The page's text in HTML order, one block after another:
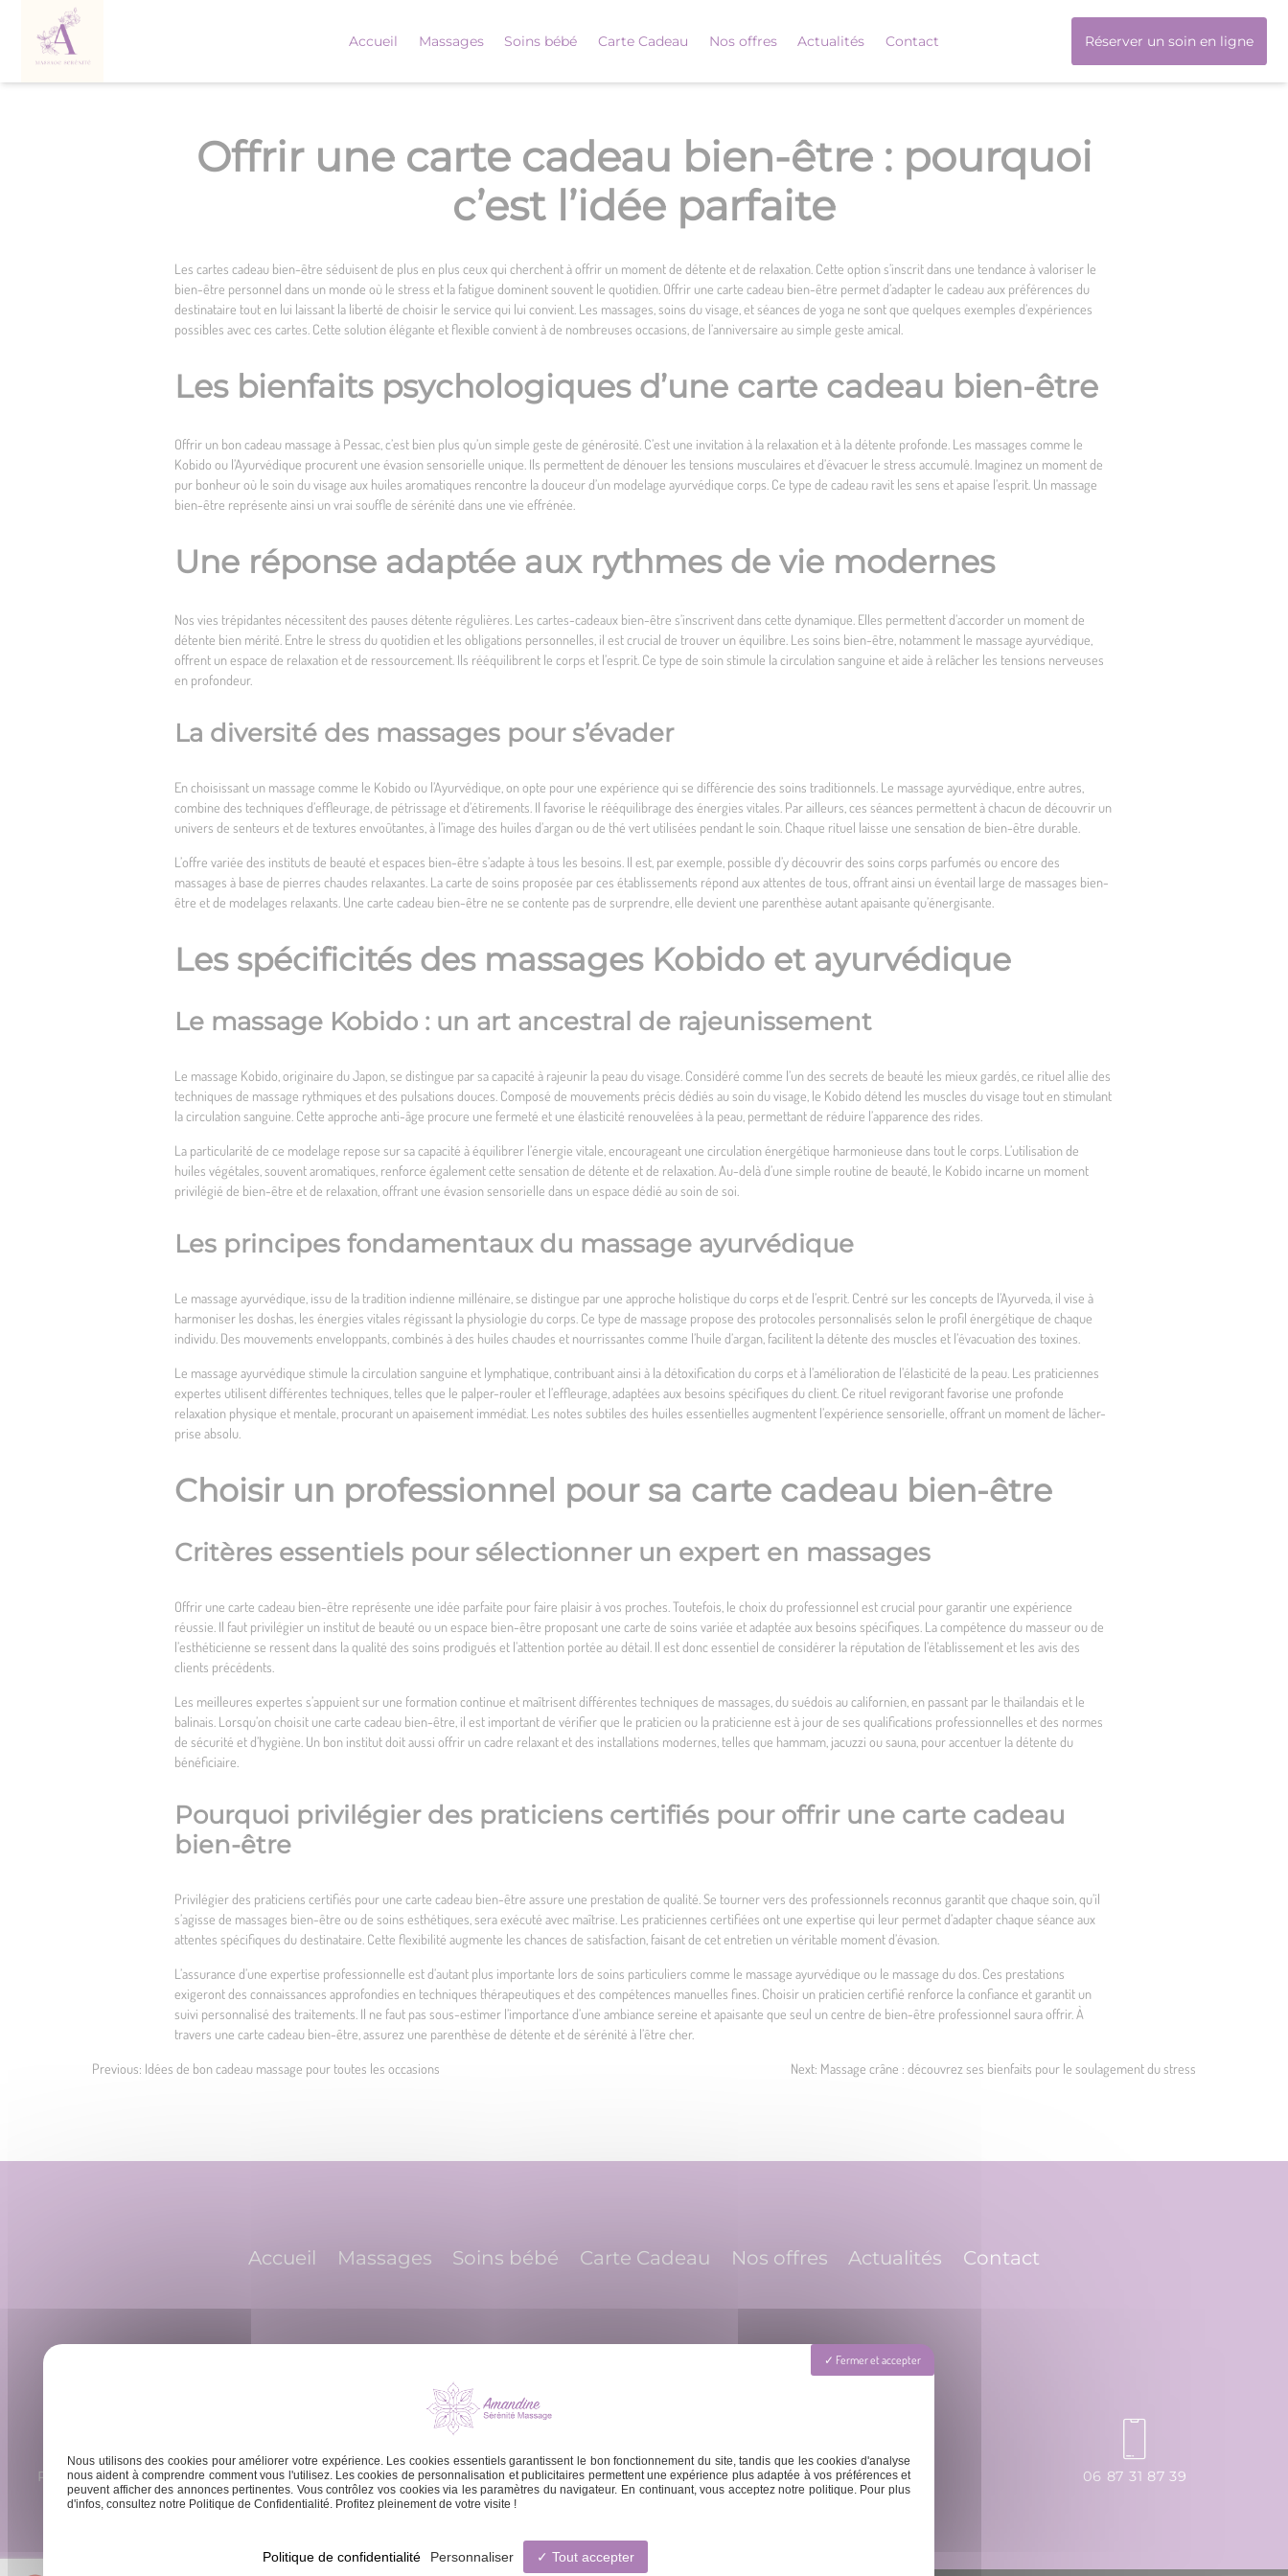
Accueil Massages Soins bébé Carte Cadeau Nos offres Actualités Contact Réserver un soin en ligne
Offrir une carte cadeau bien-être : pourquoi
c’est l’idée parfaite
Les cartes cadeau bien-être séduisent de plus en plus ceux qui cherchent à offrir un moment de détente et de relaxation. Cette option s’inscrit dans une tendance à valoriser le
bien-être personnel dans un monde où le stress et la fatigue dominent souvent le quotidien. Offrir une carte cadeau bien-être permet d’adapter le cadeau aux préférences du
destinataire tout en lui laissant la liberté de choisir le service qui lui convient. Les massages, soins du visage, et séances de yoga ne sont que quelques exemples d’expériences
possibles avec ces cartes. Cette solution élégante et flexible convient à de nombreuses occasions, de l’anniversaire au simple geste amical.
Les bienfaits psychologiques d’une carte cadeau bien-être
Offrir un bon cadeau massage à Pessac , c’est bien plus qu’un simple geste de générosité. C’est une invitation à la relaxation et à la détente profonde. Les massages comme le
Kobido ou l’Ayurvédique procurent une évasion sensorielle unique. Ils permettent de dénouer les tensions musculaires et d’évacuer le stress accumulé. Imaginez un moment de
pur bonheur où le soin du visage aux huiles aromatiques rencontre la douceur d’un modelage ayurvédique corps. Ce type de cadeau ravit les sens et apaise l’esprit. Un massage
bien-être représente ainsi un vrai souffle de sérénité dans une vie effrénée.
Une réponse adaptée aux rythmes de vie modernes
Nos vies trépidantes nécessitent des pauses détente régulières. Les cartes-cadeaux bien-être s’inscrivent dans cette dynamique. Elles permettent d’accorder un moment de
détente bien mérité. Entre le stress du quotidien et les obligations personnelles, il est crucial de trouver un équilibre. Les soins bien-être, notamment le massage ayurvédique,
offrent un espace de relaxation et de ressourcement. Ils rééquilibrent le corps et l’esprit. Ce type de soin stimule la circulation sanguine et aide à relâcher les tensions nerveuses
en profondeur.
La diversité des massages pour s’évader
En choisissant un massage comme le Kobido ou l’Ayurvédique, on opte pour une expérience qui se différencie des soins traditionnels. Le massage ayurvédique, entre autres,
combine des techniques d’effleurage, de pétrissage et d’étirements. Il favorise le rééquilibrage des énergies vitales. Par ailleurs, ces séances permettent à chacun de découvrir un
univers de senteurs et de textures envoûtantes, à l’image des huiles d’argan ou de thé vert utilisées pendant le soin. Chaque rituel laisse une sensation de bien-être durable.
L’offre variée des instituts de beauté et espaces bien-être s’adapte à tous les besoins. Il est, par exemple, possible d’y découvrir des soins corps parfumés ou encore des
massages à base de pierres chaudes relaxantes. La carte de soins proposée par ces établissements répond aux attentes de tous, offrant ainsi un éventail large de massages bien-
être et de modelages relaxants. Une carte cadeau bien-être ne se contente pas de surprendre, elle devient une parenthèse autant apaisante qu’énergisante.
Les spécificités des massages Kobido et ayurvédique
Le massage Kobido : un art ancestral de rajeunissement
Le massage Kobido, originaire du Japon, se distingue par sa capacité à rajeunir la peau du visage. Considéré comme l’un des secrets de beauté les mieux gardés, ce rituel allie des
techniques de massage rythmiques et des pulsations douces. Composé de mouvements précis dédiés au soin du visage, le Kobido détend les muscles du visage tout en stimulant
la circulation sanguine. Cette approche anti-âge procure une fermeté et une élasticité renouvelées à la peau, permettant de réduire l’apparence des rides.
La particularité de ce modelage repose sur sa capacité à équilibrer l’énergie vitale, encourageant une circulation énergétique harmonieuse dans tout le corps. L’utilisation de
huiles végétales, souvent aromatiques, renforce également cette sensation de détente et de relaxation. Au-delà d’une simple routine de beauté, le Kobido incarne un moment
privilégié de bien-être et de relaxation, offrant une évasion sensorielle dans un espace dédié au soin de soi.
Les principes fondamentaux du massage ayurvédique
Le massage ayurvédique, issu de la tradition indienne millénaire, se distingue par une approche holistique du corps et de l’esprit. Centré sur les concepts de l’Ayurveda, il vise à
harmoniser les doshas, les énergies vitales régissant la physiologie du corps. Ce type de massage propose des protocoles personnalisés selon le profil énergétique de chaque
individu. Des mouvements enveloppants, combinés à des huiles chaudes et nourrissantes comme l’huile d’argan, facilitent la détente des muscles et l’évacuation des toxines.
Le massage ayurvédique stimule la circulation sanguine et lymphatique, contribuant ainsi à la détoxification du corps et à l’amélioration de l’élasticité de la peau. Les praticiennes
expertes utilisent différentes techniques, telles que le palper-rouler et l’effleurage, adaptées aux besoins spécifiques du client. Ce rituel revigorant favorise une profonde
relaxation physique et mentale, procurant un apaisement immédiat. Les notes subtiles des huiles essentielles augmentent l’expérience sensorielle, offrant un moment de lâcher-
prise absolu.
Choisir un professionnel pour sa carte cadeau bien-être
Critères essentiels pour sélectionner un expert en massages
Offrir une carte cadeau bien-être représente une idée parfaite pour faire plaisir à vos proches. Toutefois, le choix du professionnel est crucial pour garantir une expérience
réussie. Il faut privilégier un institut de beauté ou un espace bien-être proposant une carte de soins variée et adaptée aux besoins spécifiques. La compétence du masseur ou de
l’esthéticienne se ressent dans la qualité des soins prodigués et l’attention portée au détail. Il est donc essentiel de considérer la réputation de l’établissement et les avis des
clients précédents.
Les meilleures expertes s’appuient sur une formation continue et maîtrisent différentes techniques de massages, du suédois au californien, en passant par le thaïlandais et le
balinais. Lorsqu’on choisit une carte cadeau bien-être, il est important de vérifier que le praticien ou la praticienne est à jour de ses qualifications professionnelles et des normes
de sécurité et d’hygiène. Un bon institut doit aussi offrir un cadre relaxant et des installations modernes, telles que hammam, jacuzzi ou sauna, pour accentuer la détente du
bénéficiaire.
Pourquoi privilégier des praticiens certifiés pour offrir une carte cadeau
bien-être
Privilégier des praticiens certifiés pour une carte cadeau bien-être assure une prestation de qualité. Se tourner vers des professionnels reconnus garantit que chaque soin, qu’il
s’agisse de massages bien-être ou de soins esthétiques, sera exécuté avec maîtrise. Les praticiennes certifiées ont une expertise qui leur permet d’adapter chaque séance aux
attentes spécifiques du destinataire. Cette flexibilité augmente les chances de satisfaction, faisant de cet entretien un véritable moment d’évasion.
L’assurance d’une expertise professionnelle est d’autant plus importante lors de soins particuliers comme le massage ayurvédique ou le massage du dos. Ces prestations
exigeront des connaissances approfondies en techniques thérapeutiques et des compétences manuelles fines. Choisir un praticien certifié renforce la confiance et garantit un
suivi personnalisé des traitements. Il ne faut pas sous-estimer l’importance d’une ambiance sereine et apaisante que seul un centre de bien-être professionnel saura offrir. À
travers une carte cadeau bien-être, assurez une parenthèse de détente et de sérénité à l’être cher.
Previous: Idées de bon cadeau massage pour toutes les occasions Next: Massage crâne : découvrez ses bienfaits pour le soulagement du stress
Accueil Massages Soins bébé Carte Cadeau Nos offres Actualités Contact
Rue Barreyre, 33300 Bordeaux Lundi - Dimanche : 8h - 20h contact@amandinemassage.fr 06 87 31 87 39
Fermer et accepter
Nous utilisons des cookies pour améliorer votre expérience. Les cookies essentiels garantissent le bon fonctionnement du site, tandis que les cookies d'analyse
nous aident à comprendre comment vous l'utilisez. Les cookies de personnalisation et publicitaires permettent une expérience plus adaptée à vos préférences et
peuvent afficher des annonces pertinentes. Vous contrôlez vos cookies via les paramètres du navigateur. En continuant, vous acceptez notre politique. Pour plus
d'infos, consultez notre Politique de Confidentialité. Profitez pleinement de votre visite !
Tout accepter
Personnaliser
Politique de confidentialité